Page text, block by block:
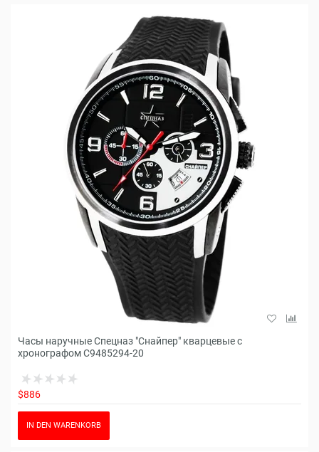
Часы наручные Спецназ "Снайпер" кварцевые с
хронографом С9485294-20
$886
IN DEN WARENKORB